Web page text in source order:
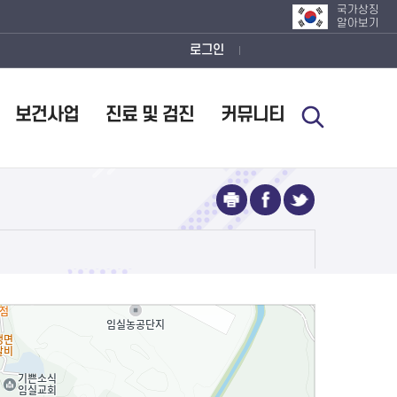
국가상징
알아보기
로그인
보건사업 진료 및 검진 커뮤니티